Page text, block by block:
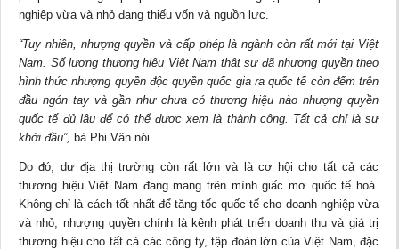
nghiệp vừa và nhỏ đang thiếu vốn và nguồn lực.
“Tuy nhiên, nhượng quyền và cấp phép là ngành còn rất mới tại Việt
Nam. Số lượng thương hiệu Việt Nam thật sự đã nhượng quyền theo
hình thức nhượng quyền độc quyền quốc gia ra quốc tế còn đếm trên
đầu ngón tay và gần như chưa có thương hiệu nào nhượng quyền
quốc tế đủ lâu để có thể được xem là thành công. Tất cả chỉ là sự
khởi đầu”, bà Phi Vân nói.
Do đó, dư địa thị trường còn rất lớn và là cơ hội cho tất cả các
thương hiệu Việt Nam đang mang trên mình giấc mơ quốc tế hoá.
Không chỉ là cách tốt nhất để tăng tốc quốc tế cho doanh nghiệp vừa
và nhỏ, nhượng quyền chính là kênh phát triển doanh thu và giá trị
thương hiệu cho tất cả các công ty, tập đoàn lớn của Việt Nam, đặc